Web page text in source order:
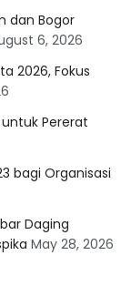
dan Bogor
6, 2026
2026, Fokus
untuk Pererat
bagi Organisasi
Daging
May 28, 2026